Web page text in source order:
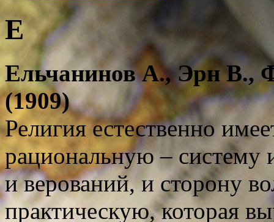
Е
Ельчанинов А., Эрн В.,
(1909)
Религия естественно
рациональную – систему
и верований, и сторону
практическую, которая